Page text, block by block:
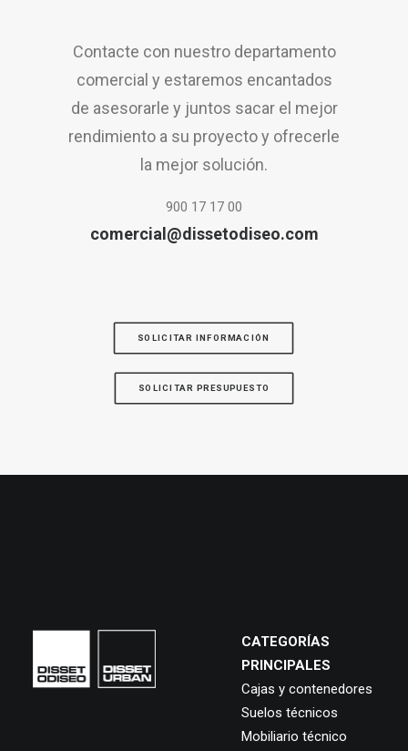
Contacte con nuestro departamento
comercial y estaremos encantados
de asesorarle y juntos sacar el mejor
rendimiento a su proyecto y ofrecerle
la mejor solución.
900 17 17 00
comercial@dissetodiseo.com
SOLICITAR INFORMACIÓN
SOLICITAR PRESUPUESTO
CATEGORÍAS
PRINCIPALES
Cajas y contenedores
Suelos técnicos
Mobiliario técnico